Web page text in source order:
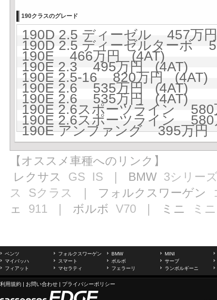
190クラスのグレード
190D 2.5 ディーゼル 457万
190D 2.5 ディーゼルターボ
190E 466万円 (4AT)
190E 2.3 495万円 (4AT)
190E 2.5-16 820万円 (4AT)
190E 2.6 535万円 (4AT)
190E 2.6 535万円 (4AT)
190E 2.6スポーツライン
190E 2.6スポーツライン
190E アンファング 395万円
【オススメ車種へのリンク】
レクサス GS IS ｜ BMW 3シリー
ス
Sクラス ｜ フォルクスワーゲン
ェ 911 ｜ ボルボ V70 ｜ ミニ ミニ
ベンツ フォルクスワーゲン BMW
MINI
マイバッハ
スマート ボルボ
サーブ
フィアット
マセラティ フェラーリ ランボルギーニ
利用規約 | お問い合わせ | プライバシーポリシー